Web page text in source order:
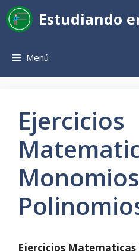
Saltar
al
contenido
Estudiando
Menú
Ejercicios
Monomios
Ejercicios Matematicas